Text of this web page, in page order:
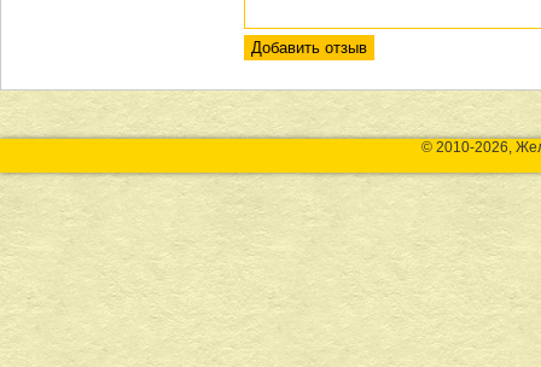
© 2010-2026,